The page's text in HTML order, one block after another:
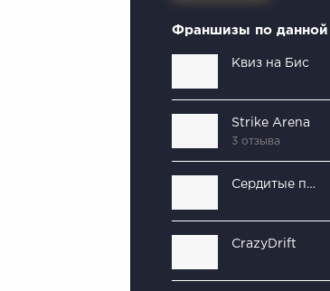
Франшизы по данной
Квиз на Бис
Strike Arena
3 отзыва
Сердитые птицы
CrazyDrift